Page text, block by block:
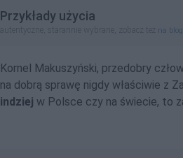
Przykłady użycia
autentyczne, starannie wybrane, zobacz też na
Kornel Makuszyński, przedobry
na dobrą sprawę nigdy właściwie z
indziej w Polsce czy na świecie, to